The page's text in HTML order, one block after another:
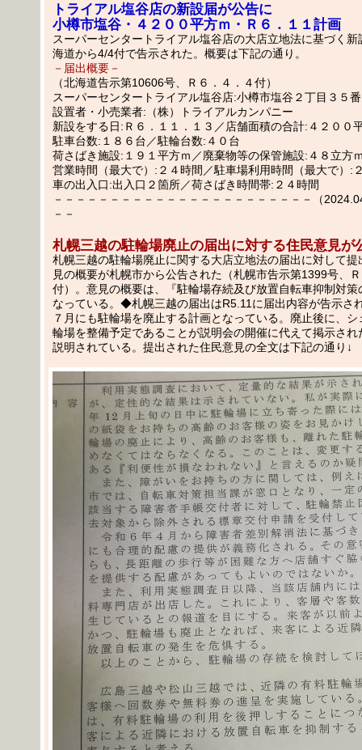
トライアル塩谷店の新設届が公告に
小樽市塩谷・４２００平方ｍ・Ｒ６．１１計画
スーパーセンタートライアル塩谷店の大店立地法に基づく
海道から4/4付で告示された。概要は下記の通り。
－届出概要－
（北海道告示第10606号、Ｒ６．４．４付）
スーパーセンタートライアル塩谷店:小樽市塩谷２丁目３５
設置者・小売業者:（株）トライアルカンパニー
新設をする日:Ｒ６．１１．１３／店舗面積の合計:４２００
駐車台数:１８６台／駐輪台数:４０台
荷さばき施設:１９１平方ｍ／廃棄物等の保管施設:４８立方
営業時間（最大で）:２４時間／駐車場利用時間（最大で）:
車の出入口:出入口２箇所／荷さばき時間帯:２４時間
－－－－－－－－－－－－－－－－－－－－－－－（
－－
札幌三越の駐輪場廃止の届出に対する住民意見が
札幌三越の駐輪場廃止に関する大店立地法の届出に対して提
見の概要が札幌市から公告された（札幌市告示第1399号、
付）。意見の概要は、『駐輪場存続及び放置自転車抑制対策
なっている。◆札幌三越の届出はR5.11に届出内容が告示さ
７月にも駐輪場を廃止する計画となっている。廃止後に、
輪場を整備予定であることが説明会の開催に代えて掲示され
説明されている。提出された住民意見の全文は下記の通り↓